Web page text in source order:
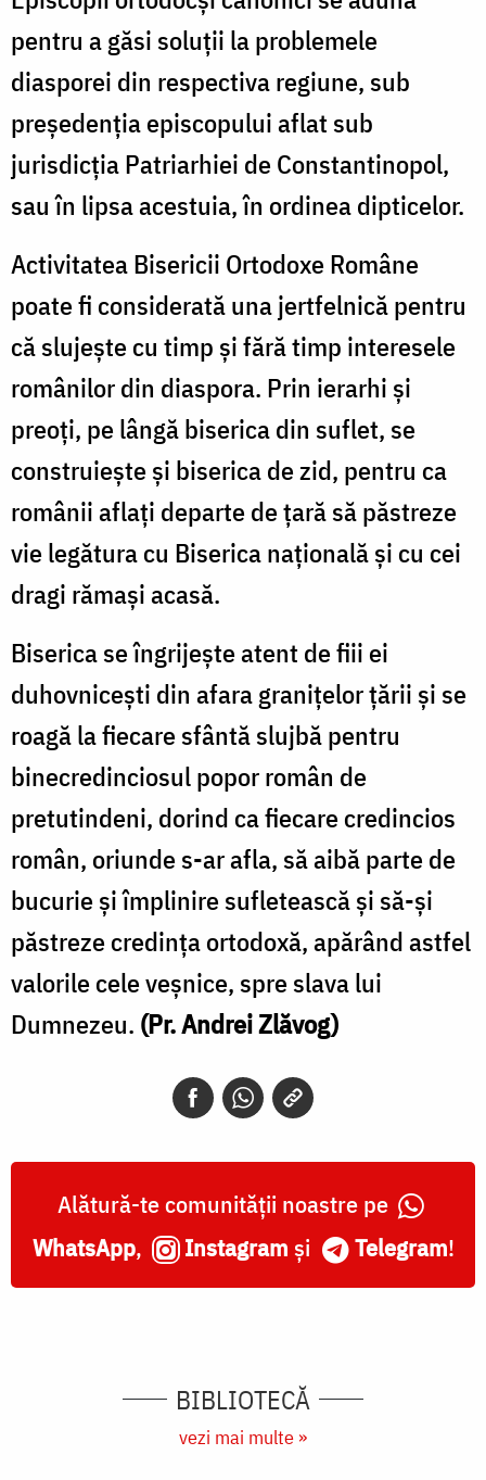
pentru a găsi soluţii la problemele
diasporei din respectiva regiune, sub
preşedenţia episcopului aflat sub
jurisdicţia Patriarhiei de Constantinopol,
sau în lipsa acestuia, în ordinea dipticelor.
Activitatea Bisericii Ortodoxe Române
poate fi considerată una jertfelnică pentru
că slujeşte cu timp şi fără timp interesele
românilor din diaspora. Prin ierarhi şi
preoţi, pe lângă biserica din suflet, se
construieşte şi biserica de zid, pentru ca
românii aflaţi departe de ţară să păstreze
vie legătura cu Biserica naţională şi cu cei
dragi rămaşi acasă.
Biserica se îngrijeşte atent de fiii ei
duhovniceşti din afara graniţelor ţării şi se
roagă la fiecare sfântă slujbă pentru
binecredinciosul popor român de
pretutindeni, dorind ca fiecare credincios
român, oriunde s-ar afla, să aibă parte de
bucurie şi împlinire sufletească şi să-şi
păstreze credinţa ortodoxă, apărând astfel
valorile cele veşnice, spre slava lui
Dumnezeu. (Pr. Andrei Zlăvog)
Alătură-te comunității noastre pe
WhatsApp, Instagram și Telegram!
BIBLIOTECĂ
vezi mai multe »